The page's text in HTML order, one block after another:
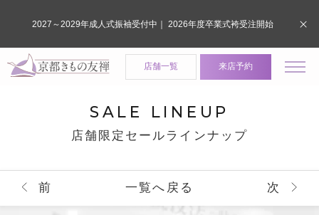
店舗一覧 来店予約
SALE LINEUP
店舗限定セールラインナップ
前 一覧へ戻る 次
2027～2029年成人式振袖受付中｜ 2026年度卒業式袴受注開始